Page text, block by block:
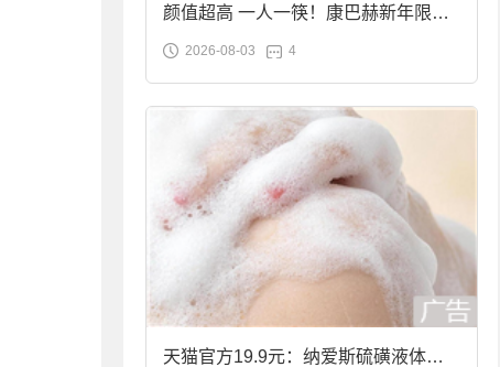
颜值超高 一人一筷！康巴赫新年限定
合金筷子大促：19.9元
2026-08-03 4
天猫官方19.9元：纳爱斯硫磺液体香